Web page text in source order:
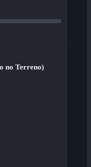
no Terreno)